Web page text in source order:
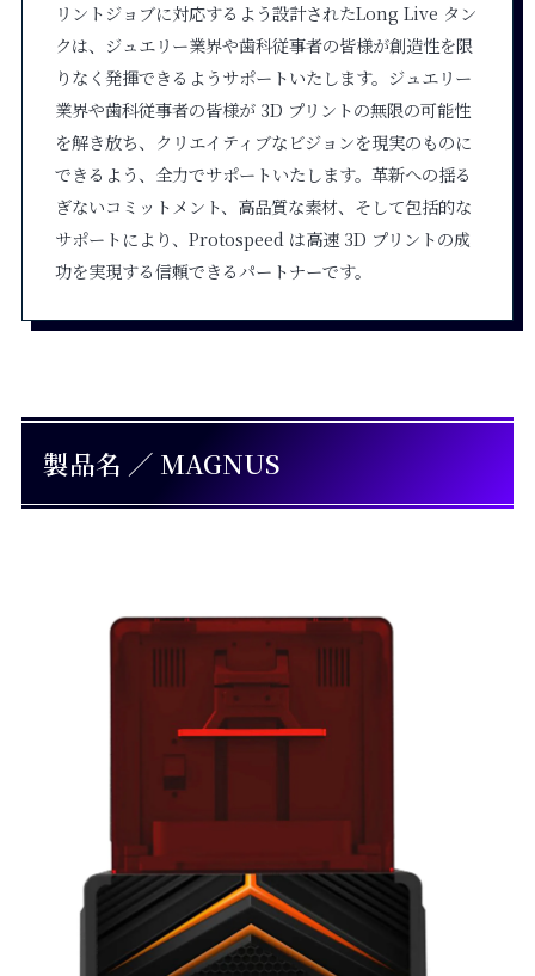
リントジョブに対応するよう設計されたLong Live タン
クは、ジュエリー業界や歯科従事者の皆様が創造性を限
りなく発揮できるようサポートいたします。ジュエリー
業界や歯科従事者の皆様が 3D プリントの無限の可能性
を解き放ち、クリエイティブなビジョンを現実のものに
できるよう、全力でサポートいたします。革新への揺る
ぎないコミットメント、高品質な素材、そして包括的な
サポートにより、Protospeed は高速 3D プリントの成
功を実現する信頼できるパートナーです。
製品名 ／ MAGNUS